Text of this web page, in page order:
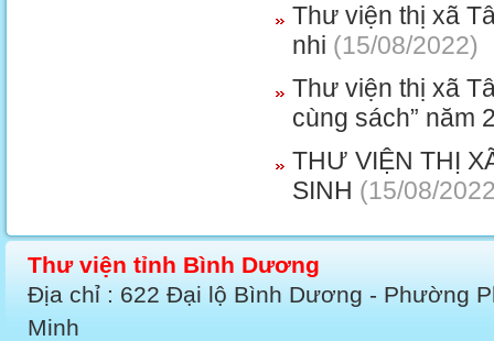
Thư viện thị xã
nhi (15/08/2022)
Thư viện thị xã
cùng sách” năm
THƯ VIỆN THỊ
SINH (15/08/
Thư viện tỉnh Bình Dương
Địa chỉ : 622 Đại lộ Bình Dương - Phường
Minh